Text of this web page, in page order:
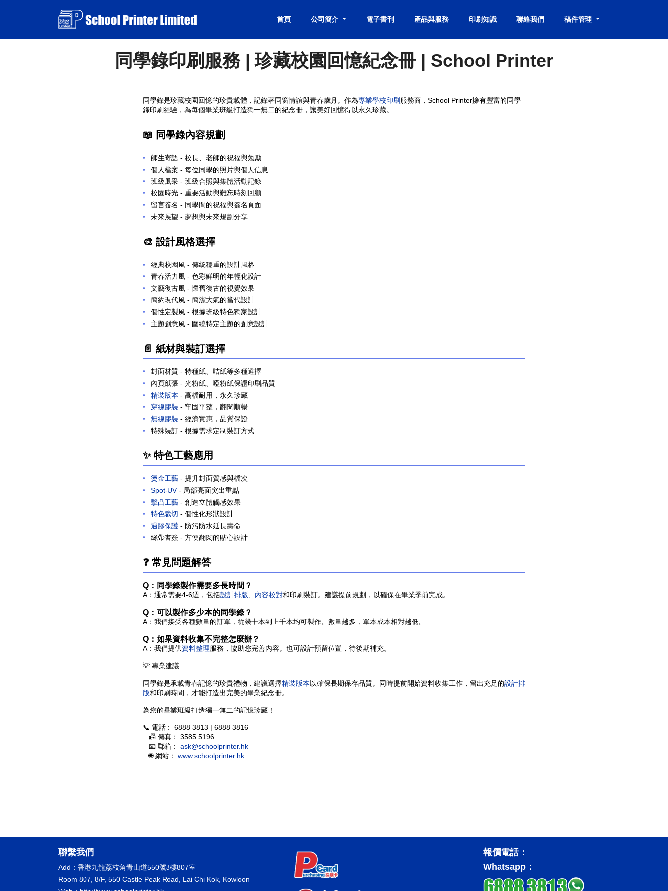
首頁 公司簡介 電子書刊 產品與服務 印刷知識 聯絡我們 稿件管理
同學錄印刷服務 | 珍藏校園回憶紀念冊 | School Printer
同學錄是珍藏校園回憶的珍貴載體，記錄著同窗情誼與青春歲月。作為專業學校印刷
錄印刷經驗，為每個畢業班級打造獨一無二的紀念冊，讓美好回憶得以永久珍藏。
📖 同學錄內容規劃
師生寄語 - 校長、老師的祝福與勉勵
個人檔案 - 每位同學的照片與個人信息
班級風采 - 班級合照與集體活動記錄
校園時光 - 重要活動與難忘時刻回顧
留言簽名 - 同學間的祝福與簽名頁面
未來展望 - 夢想與未來規劃分享
🎨 設計風格選擇
經典校園風 - 傳統穩重的設計風格
青春活力風 - 色彩鮮明的年輕化設計
文藝復古風 - 懷舊復古的視覺效果
簡約現代風 - 簡潔大氣的當代設計
個性定製風 - 根據班級特色獨家設計
主題創意風 - 圍繞特定主題的創意設計
📄 紙材與裝訂選擇
封面材質 - 特種紙、咭紙等多種選擇
內頁紙張 - 光粉紙、啞粉紙保證印刷品質
精裝版本 - 高檔耐用，永久珍藏
穿線膠裝 - 牢固平整，翻閱順暢
無線膠裝 - 經濟實惠，品質保證
特殊裝訂 - 根據需求定制裝訂方式
✨ 特色工藝應用
燙金工藝 - 提升封面質感與檔次
Spot-UV- 局部亮面突出重點
擊凸工藝 - 創造立體觸感效果
特色裁切 - 個性化形狀設計
過膠保護 - 防污防水延長壽命
絲帶書簽 - 方便翻閱的貼心設計
❓ 常見問題解答
Q：同學錄製作需要多長時間？
A： 通常需要4-6週，包括設計排版 內容校對和印刷裝訂。建議提前規劃，以確保在畢業季前完成。
Q：可以製作多少本的同學錄？
A： 我們接受各種數量的訂單，從幾十本到上千本均可製作。數量越多，單本成本相對越低。
Q：如果資料收集不完整怎麼辦？
A： 我們提供資料整理服務，協助您完善內容。也可設計預留位置，待後期補充。
💡 專業建議
同學錄是承載青春記憶的珍貴禮物，建議選擇精裝版本以確保長期保存品質。同時提前開始資料收集工作，留出充足的
版和印刷時間，才能打造出完美的畢業紀念冊。
為您的畢業班級打造獨一無二的記憶珍藏！
📞 電話：
6888 3813 | 6888 3816
📠 傳真：
3585 5196
📧 郵箱：
ask@schoolprinter.hk
🌐 網站：
www.schoolprinter.hk
聯繫我們
Add：香港九龍荔枝角青山道550號8樓807室
Room 807, 8/F, 550 Castle Peak Road, Lai Chi Kok, Kowloon
報價電話：
Whatsapp：